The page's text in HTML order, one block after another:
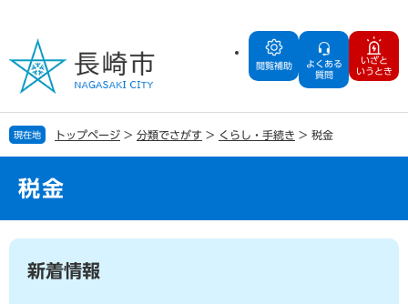
の
で
す
ー
ば
し
へ
閲覧補助
よくある
質問
いざと
いうとき
現在地 トップページ > 分類でさがす > くらし・手続き > 税金
税金
本
新着情報